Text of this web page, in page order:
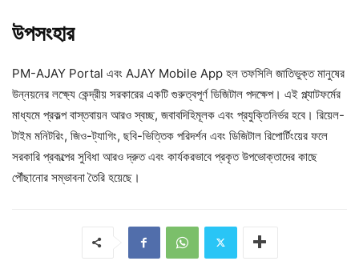
উপসংহার
PM-AJAY Portal এবং AJAY Mobile App হল তফসিলি জাতিভুক্ত মানুষের
উন্নয়নের লক্ষ্যে কেন্দ্রীয় সরকারের একটি গুরুত্বপূর্ণ ডিজিটাল পদক্ষেপ। এই প্ল্যাটফর্মের
মাধ্যমে প্রকল্প বাস্তবায়ন আরও স্বচ্ছ, জবাবদিহিমূলক এবং প্রযুক্তিনির্ভর হবে। রিয়েল-
টাইম মনিটরিং, জিও-ট্যাগিং, ছবি-ভিত্তিক পরিদর্শন এবং ডিজিটাল রিপোর্টিংয়ের ফলে
সরকারি প্রকল্পের সুবিধা আরও দ্রুত এবং কার্যকরভাবে প্রকৃত উপভোক্তাদের কাছে
পৌঁছানোর সম্ভাবনা তৈরি হয়েছে।